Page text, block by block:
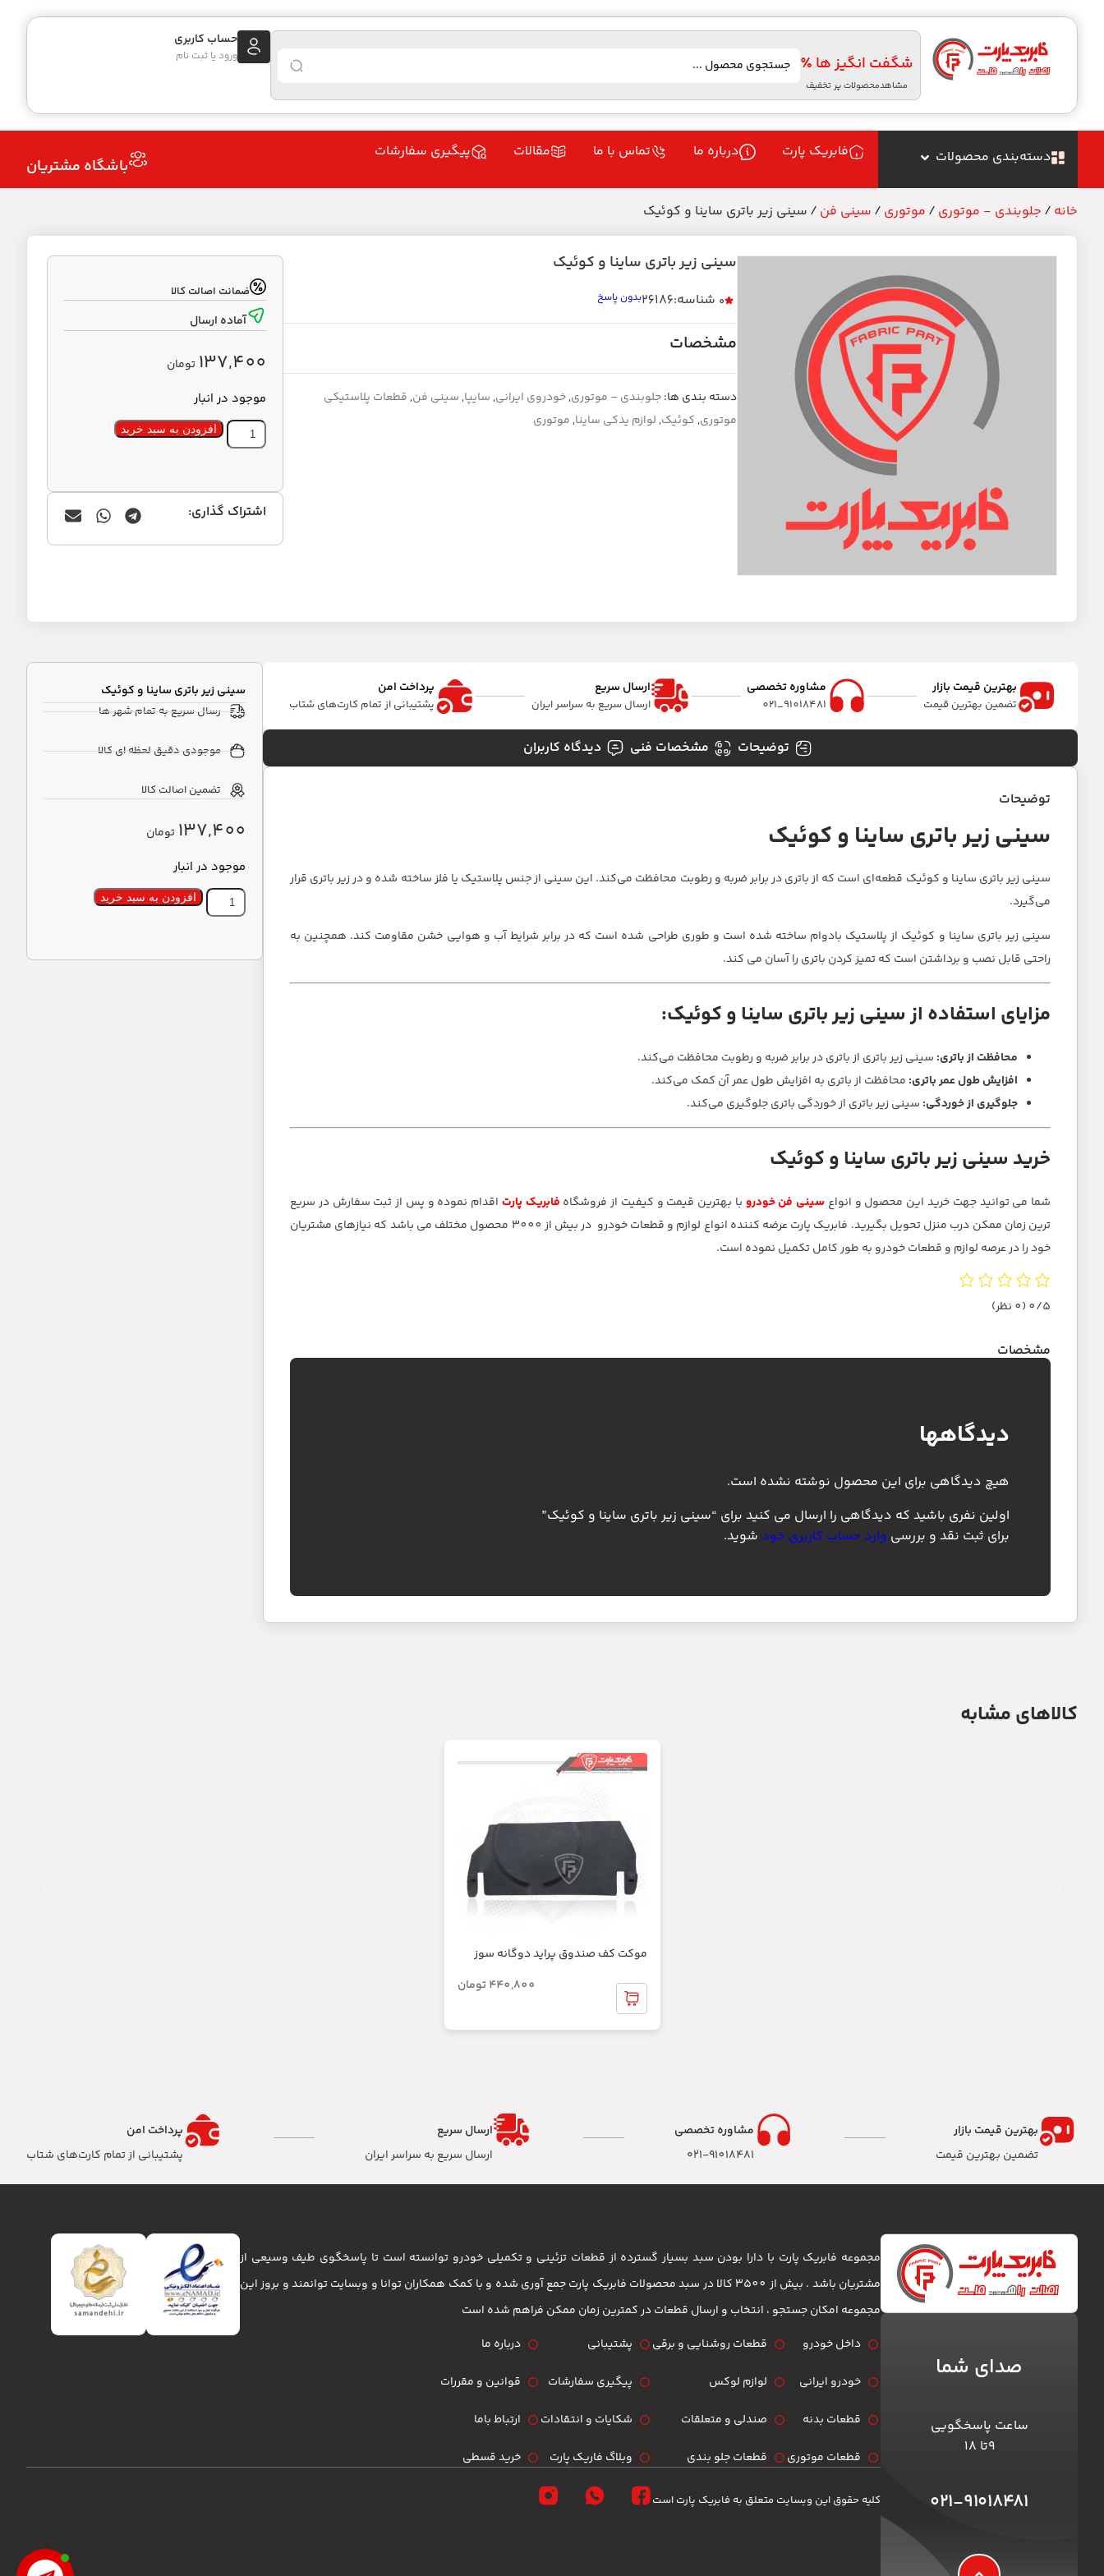
شگفت انگیز ها ٪
مشاهدمحصولات پر تخفیف
حساب کاربری
ورود یا ثبت نام
دسته‌بندی محصولات فابریک پارت درباره ما تماس با ما مقالات پیگیری سفارشات
باشگاه مشتریان
خانه / جلوبندی - موتوری / موتوری / سینی فن / سینی زیر باتری ساینا و کوئیک
سینی زیر باتری ساینا و کوئیک
0 شناسه:26186 بدون پاسخ
مشخصات
دسته بندی ها:جلوبندی – موتوری,خودروی ایرانی,سایپا,سینی فن,قطعات پلاستیکی
موتوری,کوئیک,لوازم یدکی ساینا,موتوری
ضمانت اصالت کالا
آماده ارسال
137,400 تومان
موجود در انبار
افزودن به سبد خرید
اشتراک گذاری:
بهترین قیمت بازار
تضمین بهترین قیمت
مشاوره تخصصی
91018481_021
ارسال سریع
ارسال سریع به سراسر ایران
پرداخت امن
پشتیبانی از تمام کارت‌های شتاب
توضیحات مشخصات فنی دیدگاه کاربران
توضیحات
سینی زیر باتری ساینا و کوئیک
سینی زیر باتری ساینا و کوئیک قطعه‌ای است که از باتری در برابر ضربه و رطوبت محافظت می‌کند. این سینی از جنس پلاستیک یا فلز ساخته شده و در زیر باتری قرار
می‌گیرد.
سینی زیر باتری ساینا و کوئیک از پلاستیک بادوام ساخته شده است و طوری طراحی شده است که در برابر شرایط آب و هوایی خشن مقاومت کند. همچنین به
راحتی قابل نصب و برداشتن است که تمیز کردن باتری را آسان می کند.
مزایای استفاده از سینی زیر باتری ساینا و کوئیک:
محافظت از باتری: سینی زیر باتری از باتری در برابر ضربه و رطوبت محافظت می‌کند.
افزایش طول عمر باتری: محافظت از باتری به افزایش طول عمر آن کمک می‌کند.
جلوگیری از خوردگی: سینی زیر باتری از خوردگی باتری جلوگیری می‌کند.
خرید سینی زیر باتری ساینا و کوئیک
شما می توانید جهت خرید این محصول و انواع سینی فن خودرو با بهترین قیمت و کیفیت از فروشگاه فابریک پارت اقدام نموده و پس از ثبت سفارش در سریع
ترین زمان ممکن درب منزل تحویل بگیرید. فابریک پارت عرضه کننده انواع لوازم و قطعات خودرو در بیش از 3000 محصول مختلف می باشد که نیازهای مشتریان
خود را در عرصه لوازم و قطعات خودرو به طور کامل تکمیل نموده است.
0/5 (0 نظر)
مشخصات
دیدگاهها
هیچ دیدگاهی برای این محصول نوشته نشده است.
اولین نفری باشید که دیدگاهی را ارسال می کنید برای “سینی زیر باتری ساینا و کوئیک”
برای ثبت نقد و بررسی وارد حساب کاربری خود شوید.
سینی زیر باتری ساینا و کوئیک
رسال سریع به تمام شهر ها
موجودی دقیق لحظه ای کالا
تضمین اصالت کالا
137,400 تومان
موجود در انبار
افزودن به سبد خرید
کالاهای مشابه
موکت کف صندوق پراید دوگانه سوز
440,800 تومان
بهترین قیمت بازار
تضمین بهترین قیمت
مشاوره تخصصی
۰۲۱-91018481
ارسال سریع
ارسال سریع به سراسر ایران
پرداخت امن
پشتیبانی از تمام کارت‌های شتاب
صدای شما
ساعت پاسخگویی
۹تا ۱۸
۰۲۱-۹۱۰۱۸۴۸۱
مجموعه فابریک پارت با دارا بودن سبد بسیار گسترده از قطعات تزئینی و تکمیلی خودرو توانسته است تا پاسخگوی طیف وسیعی از
مشتریان باشد . بیش از 3500 کالا در سبد محصولات فابریک پارت جمع آوری شده و با کمک همکاران توانا و وبسایت توانمند و بروز این
مجموعه امکان جستجو ، انتخاب و ارسال قطعات در کمترین زمان ممکن فراهم شده است
داخل خودرو
خودرو ایرانی
قطعات بدنه
قطعات موتوری
قطعات روشنایی و برقی
لوازم لوکس
صندلی و متعلقات
قطعات جلو بندی
پشتیبانی
پیگیری سفارشات
شکایات و انتقادات
وبلاگ فاریک پارت
درباره ما
قوانین و مقررات
ارتباط باما
خرید قسطی
کلیه حقوق این وبسایت متعلق به فابریک پارت است